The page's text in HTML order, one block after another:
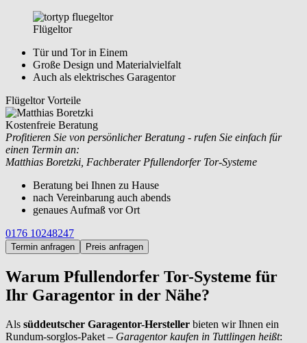
Flügeltor
Tür und Tor in Einem
Große Design und Materialvielfalt
Auch als elektrisches Garagentor
Flügeltor Vorteile
Kostenfreie Beratung
Profitieren Sie von persönlicher Beratung - rufen Sie einfach für
einen Termin an:
Matthias Boretzki, Fachberater Pfullendorfer Tor-Systeme
Beratung bei Ihnen zu Hause
nach Vereinbarung auch abends
genaues Aufmaß vor Ort
0176 10248247
Termin anfragen Preis anfragen
Warum Pfullendorfer Tor-Systeme für
Ihr Garagentor in der Nähe?
Als süddeutscher Garagentor-Hersteller bieten wir Ihnen ein
Rundum-sorglos-Paket – Garagentor kaufen in Tuttlingen heißt: